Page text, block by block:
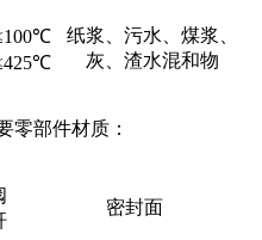
纸浆、污水、煤浆、
灰、渣水混和物
零部件材质：
密封面